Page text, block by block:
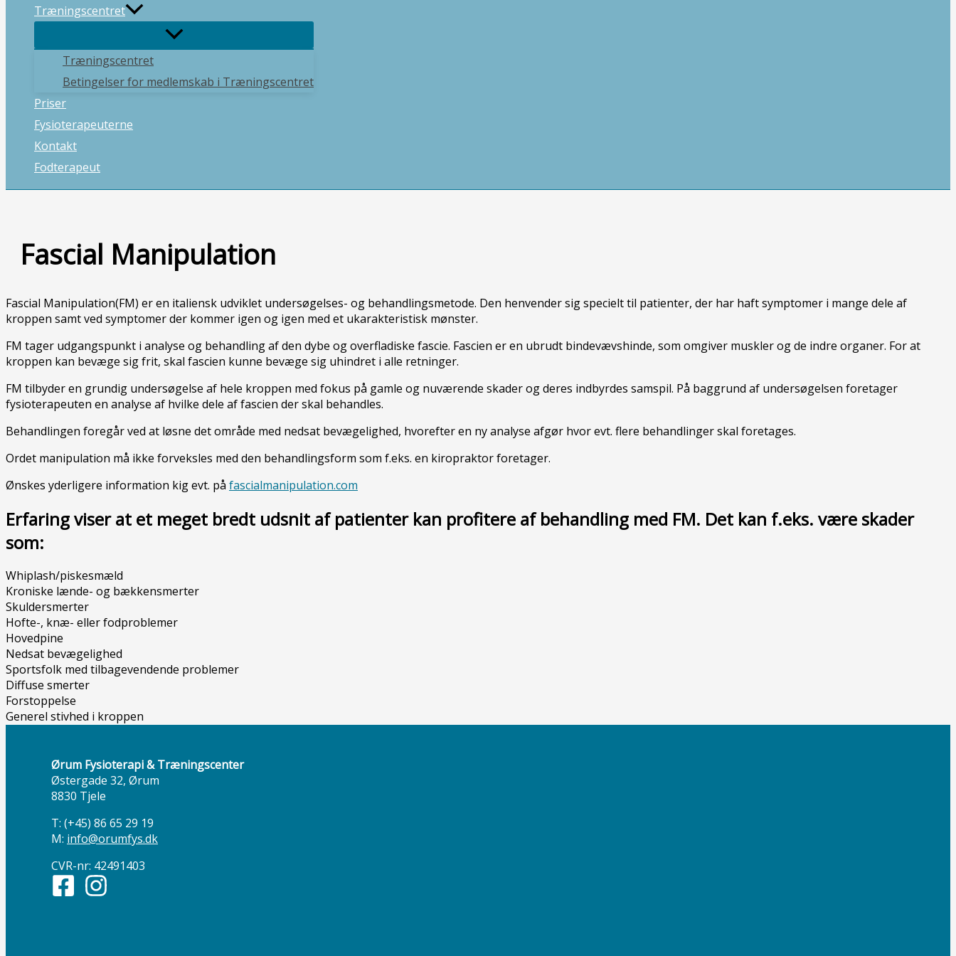
Træningscentret
Træningscentret
Betingelser for medlemskab i Træningscentret
Priser
Fysioterapeuterne
Kontakt
Fodterapeut
Fascial Manipulation
Fascial Manipulation(FM) er en italiensk udviklet undersøgelses- og behandlingsmetode. Den henvender sig specielt til patienter, der har haft symptomer i mange dele af
kroppen samt ved symptomer der kommer igen og igen med et ukarakteristisk mønster.
FM tager udgangspunkt i analyse og behandling af den dybe og overfladiske fascie. Fascien er en ubrudt bindevævshinde, som omgiver muskler og de indre organer. For at
kroppen kan bevæge sig frit, skal fascien kunne bevæge sig uhindret i alle retninger.
FM tilbyder en grundig undersøgelse af hele kroppen med fokus på gamle og nuværende skader og deres indbyrdes samspil. På baggrund af undersøgelsen foretager
fysioterapeuten en analyse af hvilke dele af fascien der skal behandles.
Behandlingen foregår ved at løsne det område med nedsat bevægelighed, hvorefter en ny analyse afgør hvor evt. flere behandlinger skal foretages.
Ordet manipulation må ikke forveksles med den behandlingsform som f.eks. en kiropraktor foretager.
Ønskes yderligere information kig evt. på fascialmanipulation.com
Erfaring viser at et meget bredt udsnit af patienter kan profitere af behandling med FM. Det kan f.eks. være skader
som:
Whiplash/piskesmæld
Kroniske lænde- og bækkensmerter
Skuldersmerter
Hofte-, knæ- eller fodproblemer
Hovedpine
Nedsat bevægelighed
Sportsfolk med tilbagevendende problemer
Diffuse smerter
Forstoppelse
Generel stivhed i kroppen
Ørum Fysioterapi & Træningscenter
Østergade 32, Ørum
8830 Tjele
T: (+45) 86 65 29 19
M: info@orumfys.dk
CVR-nr: 42491403